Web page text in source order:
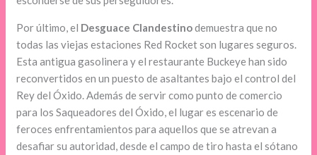
Por último, el Desguace Clandestinodemuestra que no
todas las viejas estaciones Red Rocket son lugares seguros.
Esta antigua gasolinera y el restaurante Buckeye han sido
reconvertidos en un puesto de asaltantes bajo el control del
Rey del Óxido. Además de servir como punto de comercio
para los Saqueadores del Óxido, el lugar es escenario de
feroces enfrentamientos para aquellos que se atrevan a
desafiar su autoridad, desde el campo de tiro hasta el sótano